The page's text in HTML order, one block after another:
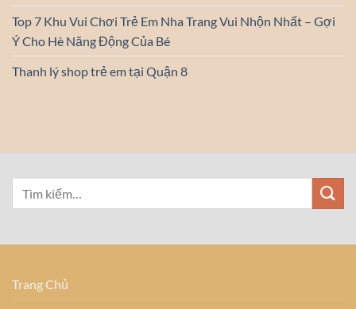
Top 7 Khu Vui Chơi Trẻ Em Nha Trang Vui Nhộn Nhất – Gợi
Ý Cho Hè Năng Động Của Bé
Thanh lý shop trẻ em tại Quận 8
Trang Chủ